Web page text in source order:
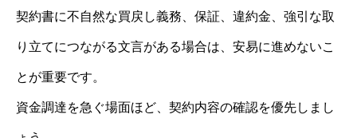
契約書に不自然な買戻し義務、保証、違約金、強引な取
り立てにつながる文言がある場合は、安易に進めないこ
とが重要です。
資金調達を急ぐ場面ほど、契約内容の確認を優先しまし